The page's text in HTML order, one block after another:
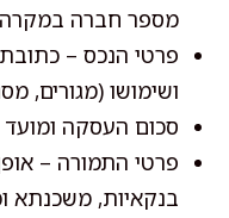
מספר חברה במקרה
פרטי הנכס –
ושימושו (מגורים,
סכום העסקה
פרטי התמורה –
בנקאיות, משכנתא